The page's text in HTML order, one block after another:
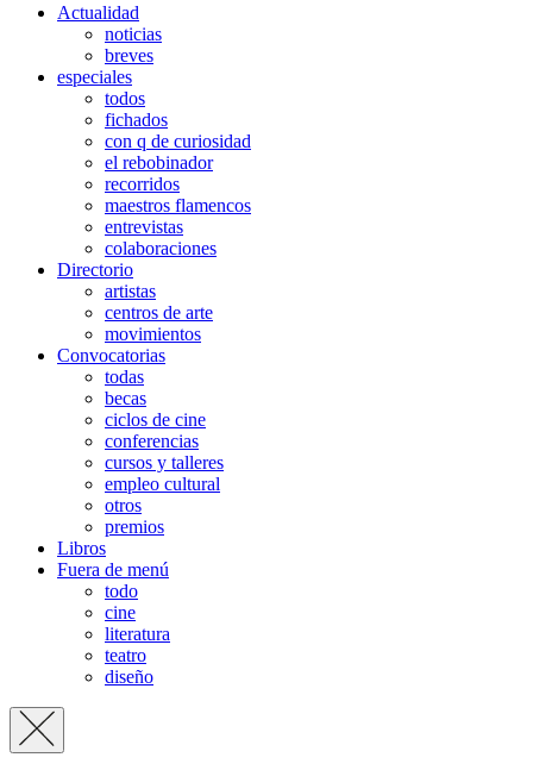
Actualidad
noticias
breves
especiales
todos
fichados
con q de curiosidad
el rebobinador
recorridos
maestros flamencos
entrevistas
colaboraciones
Directorio
artistas
centros de arte
movimientos
Convocatorias
todas
becas
ciclos de cine
conferencias
cursos y talleres
empleo cultural
otros
premios
Libros
Fuera de menú
todo
cine
literatura
teatro
diseño